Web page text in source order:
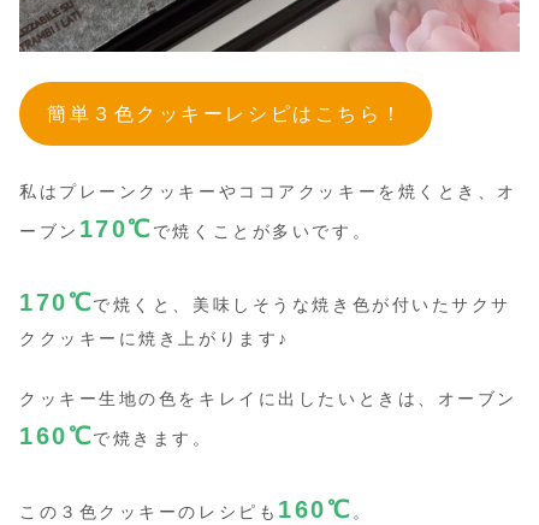
簡単３色クッキーレシピはこちら！
私はプレーンクッキーやココアクッキーを焼くとき、オ
ーブン 170℃で焼くことが多いです。
170℃で焼くと、美味しそうな焼き色が付いたサクサ
ククッキーに焼き上がります♪
クッキー生地の色をキレイに出したいときは、オーブン
160℃で焼きます。
この３色クッキーのレシピも 160℃。